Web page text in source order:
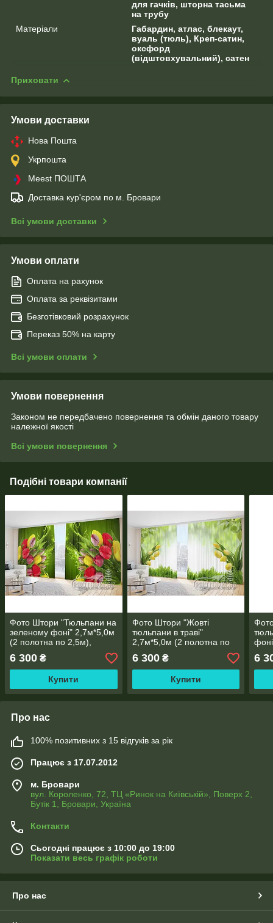
для гачків, шторна тасьма
на трубу
Матеріали
Габардин, атлас, блекаут,
вуаль (тюль), Креп-сатин,
оксфорд
(відштовхувальний), сатен
Приховати
Умови доставки
Нова Пошта
Укрпошта
Meest ПОШТА
Доставка кур'єром по м. Бровари
Всі умови доставки
Умови оплати
Оплата на рахунок
Оплата за реквізитами
Безготівковий розрахунок
Переказ 50% на карту
Всі умови оплати
Умови повернення
Законом не передбачено повернення та обмін даного товару
належної якості
Всі умови повернення
Подібні товари компанії
Фото Штори "Тюльпани на
зеленому фоні" 2,7м*5,0м
(2 полотна по 2,5м),
6 300 ₴
Купити
Фото Штори "Жовті
тюльпани в траві"
2,7м*5,0м (2 полотна по
6 300₴
Купити
6
Про нас
100% позитивних з 15 відгуків за рік
Працює з 17.07.2012
м. Бровари
вул. Короленко, 72, ТЦ «Ринок на Київській», Поверх 2,
Бутік 1, Бровари, Україна
Контакти
Сьогодні працює з 10:00 до 19:00
Показати весь графік роботи
Про нас